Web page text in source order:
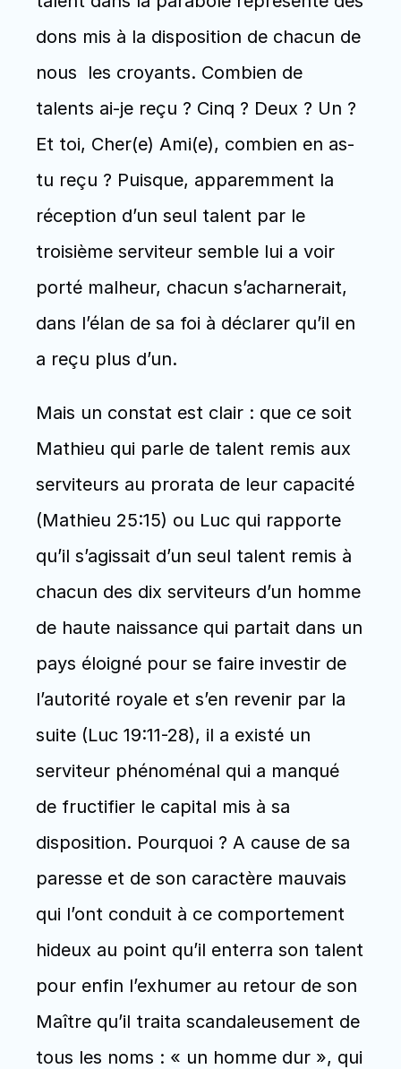
dons mis à la disposition de chacun de
nous  les croyants. Combien de
talents ai-je reçu ? Cinq ? Deux ? Un ?
Et toi, Cher(e) Ami(e), combien en as-
tu reçu ? Puisque, apparemment la
réception d’un seul talent par le
troisième serviteur semble lui a voir
porté malheur, chacun s’acharnerait,
dans l’élan de sa foi à déclarer qu’il en
a reçu plus d’un.
Mais un constat est clair : que ce soit
Mathieu qui parle de talent remis aux
serviteurs au prorata de leur capacité
(Mathieu 25:15) ou Luc qui rapporte
qu’il s’agissait d’un seul talent remis à
chacun des dix serviteurs d’un homme
de haute naissance qui partait dans un
pays éloigné pour se faire investir de
l’autorité royale et s’en revenir par la
suite (Luc 19:11-28), il a existé un
serviteur phénoménal qui a manqué
de fructifier le capital mis à sa
disposition. Pourquoi ? A cause de sa
paresse et de son caractère mauvais
qui l’ont conduit à ce comportement
hideux au point qu’il enterra son talent
pour enfin l’exhumer au retour de son
Maître qu’il traita scandaleusement de
tous les noms : « un homme dur », qui